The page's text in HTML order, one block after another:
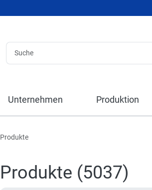
Unternehmen Produktion
Produkte
Produkte (5037)